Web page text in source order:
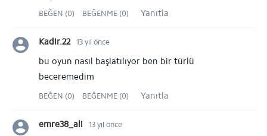
BEĞEN (0) BEĞENME (0) Yanıtla
Kadir.22 13 yıl önce
bu oyun nasıl başlatılıyor ben bir türlü
beceremedim
BEĞEN (0) BEĞENME (0) Yanıtla
emre38_ali 13 yıl önce